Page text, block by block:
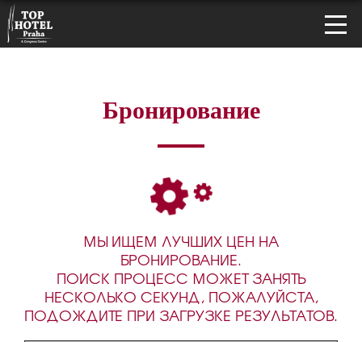
Бронирование
МЫ ИЩЕМ ЛУЧШИХ ЦЕН НА
БРОНИРОВАНИЕ.
ПОИСК ПРОЦЕСС МОЖЕТ ЗАНЯТЬ
НЕСКОЛЬКО СЕКУНД, ПОЖАЛУЙСТА,
ПОДОЖДИТЕ ПРИ ЗАГРУЗКЕ РЕЗУЛЬТАТОВ.